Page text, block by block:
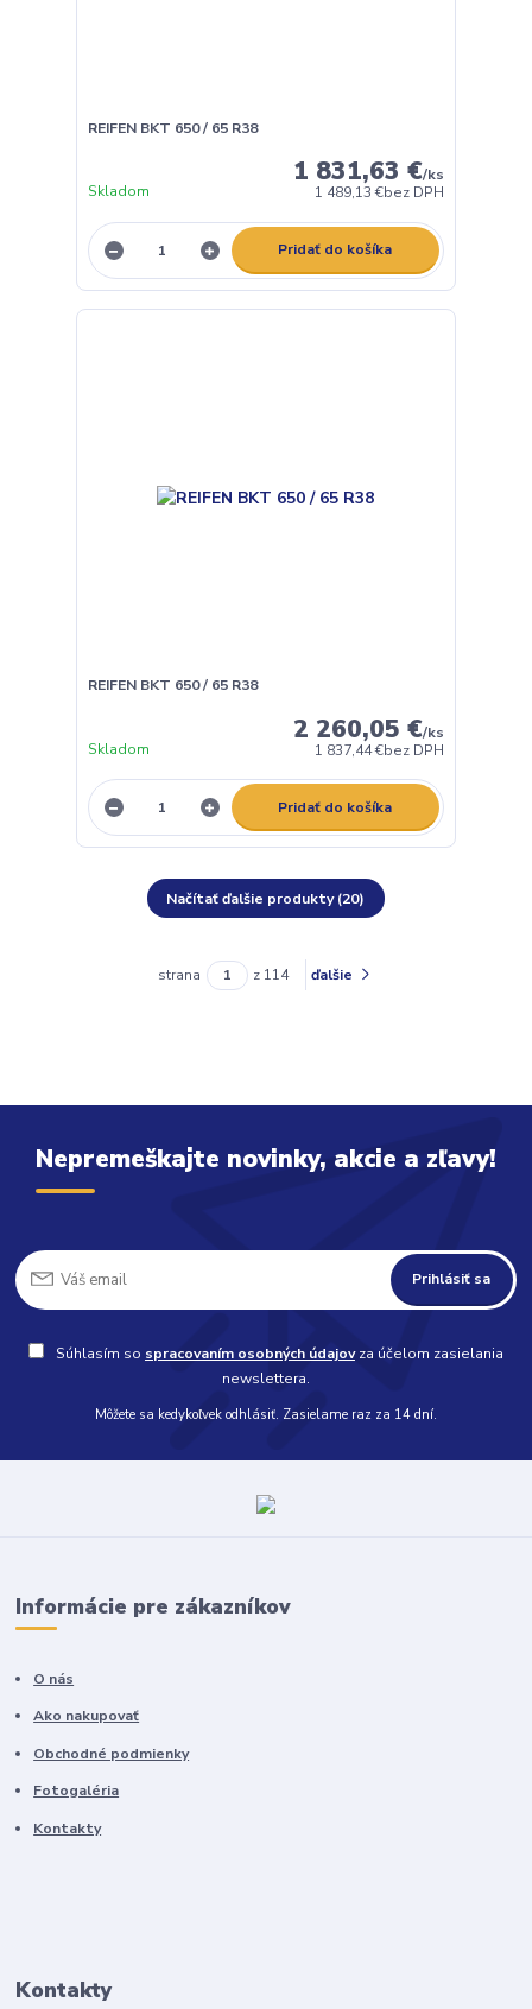
REIFEN BKT 650 / 65 R38
1 831,63 €/ks
1 489,13 €bez DPH
Skladom
Pridať do košíka
REIFEN BKT 650 / 65 R38
2 260,05 €/ks
1 837,44 €bez DPH
Skladom
Pridať do košíka
Načítať ďalšie produkty (20)
strana z 114 ďalšie
Nepremeškajte novinky, akcie a zľavy!
Prihlásiť sa
Súhlasím so spracovaním osobných údajovza účelom zasielania
newslettera.
Môžete sa kedykoľvek odhlásiť. Zasielame raz za 14 dní.
Informácie pre zákazníkov
O nás
Ako nakupovať
Obchodné podmienky
Fotogaléria
Kontakty
Kontakty